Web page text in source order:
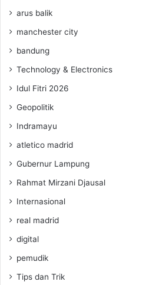
arus balik
manchester city
bandung
Technology & Electronics
Idul Fitri 2026
Geopolitik
Indramayu
atletico madrid
Gubernur Lampung
Rahmat Mirzani Djausal
Internasional
real madrid
digital
pemudik
Tips dan Trik